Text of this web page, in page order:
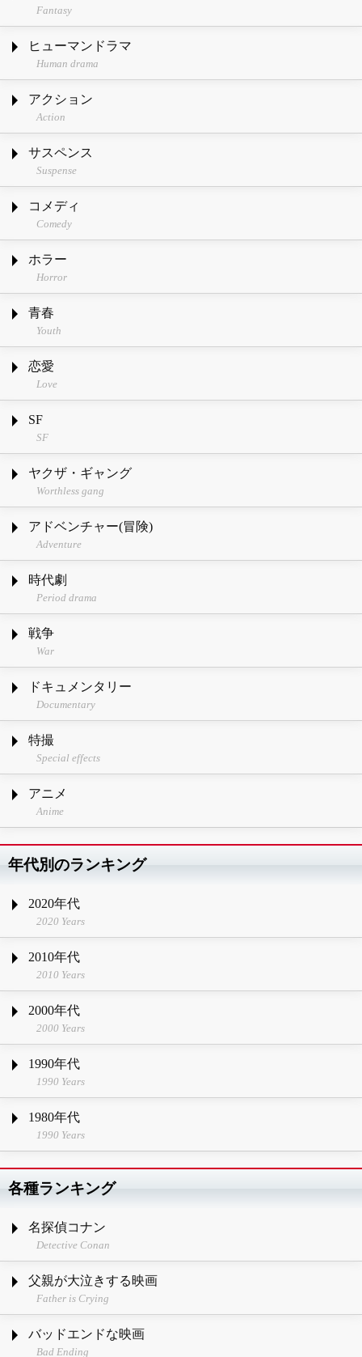
Fantasy
ヒューマンドラマ
Human drama
アクション
Action
サスペンス
Suspense
コメディ
Comedy
ホラー
Horror
青春
Youth
恋愛
Love
SF
SF
ヤクザ・ギャング
Worthless gang
アドベンチャー(冒険)
Adventure
時代劇
Period drama
戦争
War
ドキュメンタリー
Documentary
特撮
Special effects
アニメ
Anime
年代別のランキング
2020年代
2020 Years
2010年代
2010 Years
2000年代
2000 Years
1990年代
1990 Years
1980年代
1990 Years
各種ランキング
名探偵コナン
Detective Conan
父親が大泣きする映画
Father is Crying
バッドエンドな映画
Bad Ending